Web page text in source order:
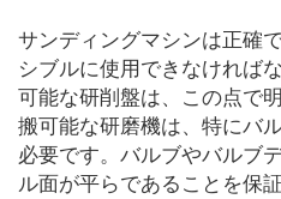
サンディングマシンは正確
シブルに使用できなければ
可能な研削盤は、この点で
搬可能な研磨機は、特にバ
必要です。バルブやバルブ
ル面が平らであることを保証